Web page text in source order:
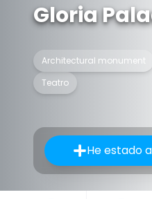
Gloria
Architectural monument
Teatro
He estado